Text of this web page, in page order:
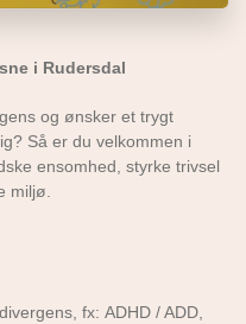
i Rudersdal
og ønsker et trygt
Så er du velkommen i
ensomhed, styrke trivsel
miljø.
fx: ADHD / ADD,